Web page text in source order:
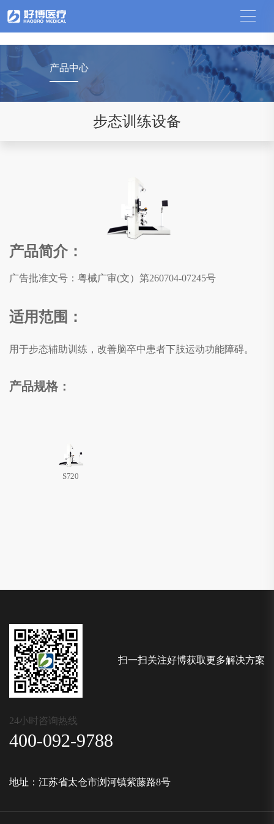
产品中心
步态训练设备
产品简介：
广告批准文号：粤械广审(文）第260704-07245号
适用范围：
用于步态辅助训练，改善脑卒中患者下肢运动功能障碍。
产品规格：
S720
扫一扫关注好博获取更多解决方案
24小时咨询热线
400-092-9788
地址：江苏省太仓市浏河镇紫藤路8号